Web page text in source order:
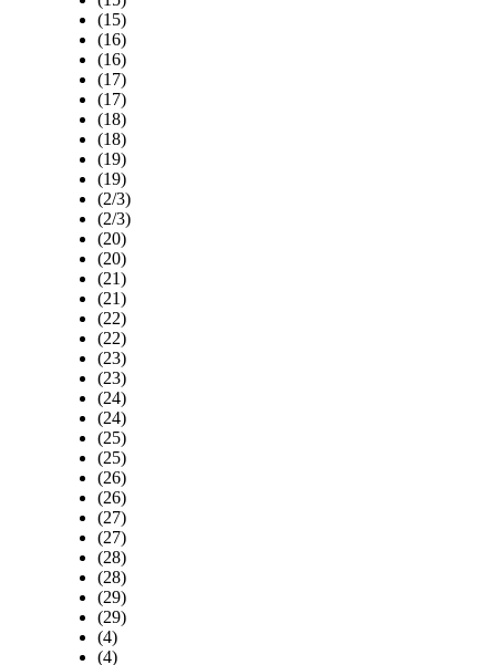
(15)
(16)
(16)
(17)
(17)
(18)
(18)
(19)
(19)
(2/3)
(2/3)
(20)
(20)
(21)
(21)
(22)
(22)
(23)
(23)
(24)
(24)
(25)
(25)
(26)
(26)
(27)
(27)
(28)
(28)
(29)
(29)
(4)
(4)